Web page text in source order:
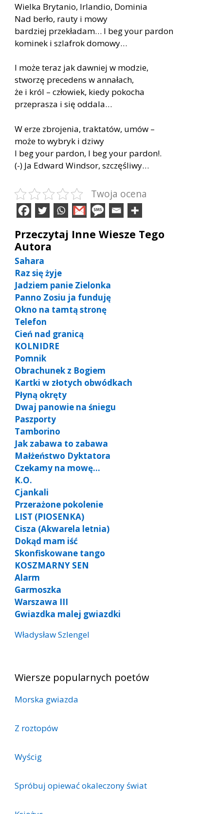
Wielka Brytanio, Irlandio, Dominia
Nad berło, rauty i mowy
bardziej przekładam… I beg your pardon
kominek i szlafrok domowy…
I może teraz jak dawniej w modzie,
stworzę precedens w annałach,
że i król – człowiek, kiedy pokocha
przeprasza i się oddala…
W erze zbrojenia, traktatów, umów –
może to wybryk i dziwy
I beg your pardon, I beg your pardon!.
(-) Ja Edward Windsor, szczęśliwy…
Twoja ocena
Przeczytaj Inne Wiesze Tego
Autora
Sahara
Raz się żyje
Jadziem panie Zielonka
Panno Zosiu ja funduję
Okno na tamtą stronę
Telefon
Cień nad granicą
KOLNIDRE
Pomnik
Obrachunek z Bogiem
Kartki w złotych obwódkach
Płyną okręty
Dwaj panowie na śniegu
Paszporty
Tamborino
Jak zabawa to zabawa
Małżeństwo Dyktatora
Czekamy na mowę…
K.O.
Cjankali
Przerażone pokolenie
LIST (PIOSENKA)
Cisza (Akwarela letnia)
Dokąd mam iść
Skonfiskowane tango
KOSZMARNY SEN
Alarm
Garmoszka
Warszawa III
Gwiazdka malej gwiazdki
Władysław Szlengel
Wiersze popularnych poetów
Morska gwiazda
Z roztopów
Wyścig
Spróbuj opiewać okaleczony świat